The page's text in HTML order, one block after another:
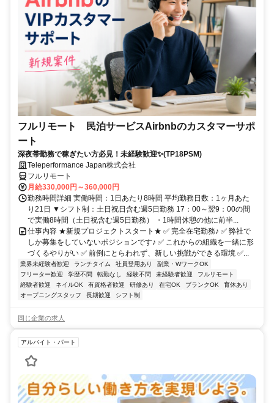
フルリモート 民泊サービスAirbnbのカスタマーサポ
ート
深夜帯勤務で稼ぎたい方必見！未経験歓迎✨(TP18PSM)
Teleperformance Japan株式会社
フルリモート
月給330,000円～360,000円
勤務時間詳細 実働時間：1日あたり8時間 平均勤務日数：1ヶ月あた
り21日 ▼シフト制：土日祝日含む週5日勤務 17：00～翌9：00の間
で実働8時間（土日祝含む週5日勤務） ・1時間休憩の他に前半...
仕事内容 ★新規プロジェクトスタート★ ✅ 完全在宅勤務♪ ✅ 弊社で
しか募集をしていないポジションです♪ ✅ これからの組織を一緒に形
づくるやりがい ✅ 前例にとらわれず、新しい挑戦ができる環境 ✅...
業界未経験者歓迎 ランチタイム 社員登用あり
副業・WワークOK
フリーター歓迎
学歴不問 転勤なし 経験不問 未経験者歓迎
フルリモート
経験者歓迎
ネイルOK 有資格者歓迎 研修あり 在宅OK ブランクOK
育休あり
オープニングスタッフ
長期歓迎 シフト制
同じ企業の求人
アルバイト・パート